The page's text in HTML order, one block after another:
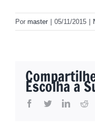
Por master 05/11/2015
Escolha a
facebook
twitterlinkedin